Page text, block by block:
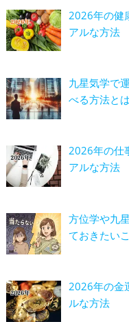
2026年の健
アルな方法
九星気学で
べる方法と
2026年の仕
アルな方法
方位学や九
ておきたい
2026年の金
ルな方法